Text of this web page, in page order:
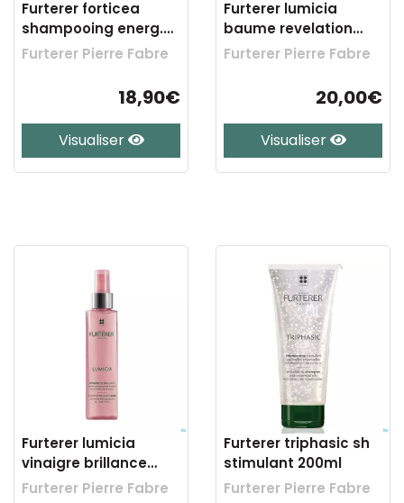
Furterer forticea
shampooing energ.
promo 250ml
Furterer Pierre Fabre
18,90€
Visualiser
Furterer lumicia
baume revelation
lumiere 150ml
Furterer Pierre Fabre
20,00€
Visualiser
Furterer lumicia
vinaigre brillance
150ml
Furterer Pierre Fabre
Furterer triphasic sh
stimulant 200ml
Furterer Pierre Fabre